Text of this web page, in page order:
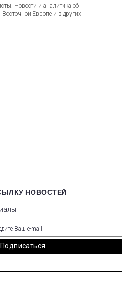
Новости и аналитика об
Восточной Европе и в других
НОВОСТЕЙ
Подписаться